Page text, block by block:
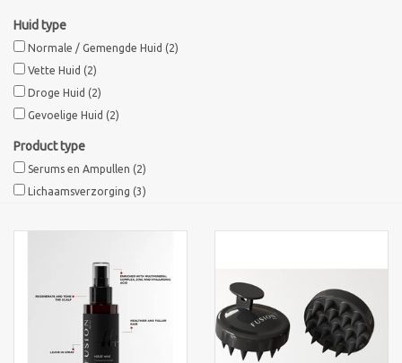
Mannen verzorging
Acties
Nieuw !!
Sothys Paris
Bernard cassiere
Huid type
Normale / Gemengde Huid (2)
Vette Huid (2)
Droge Huid (2)
Gevoelige Huid (2)
Product type
Serums en Ampullen (2)
Lichaamsverzorging (3)